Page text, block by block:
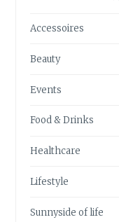
Accessoires
Beauty
Events
Food & Drinks
Healthcare
Lifestyle
Sunnyside of life